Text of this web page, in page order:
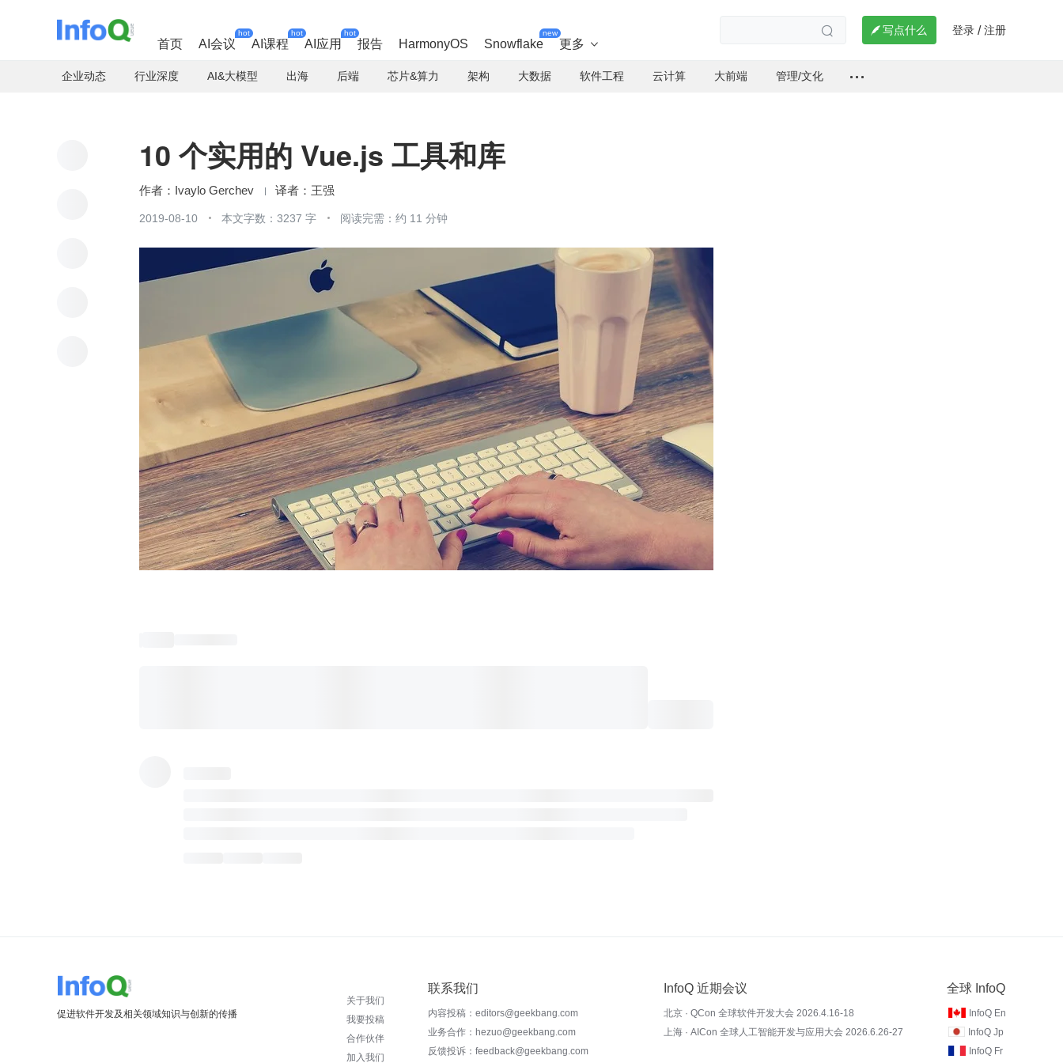
首页 AI会议
hot
AI课程
hot
AI应用
hot
报告 HarmonyOS Snowflake
new
更多 
  写点什么 登录 / 注册
企业动态 行业深度 AI&大模型 出海 后端 芯片&算力 架构 大数据 软件工程 云计算 大前端 管理/文化
10 个实用的 Vue.js 工具和库
Ivaylo Gerchev 王强
2019-08-10 本文字数：3237 字 阅读完需：约 11 分钟
促进软件开发及相关领域知识与创新的传播
关于我们
我要投稿
合作伙伴
加入我们
联系我们
内容投稿：editors@geekbang.com
业务合作：hezuo@geekbang.com
反馈投诉：feedback@geekbang.com
InfoQ 近期会议
北京 · QCon 全球软件开发大会 2026.4.16-18
上海 · AICon 全球人工智能开发与应用大会 2026.6.26-27
全球 InfoQ
InfoQ En
InfoQ Jp
InfoQ Fr